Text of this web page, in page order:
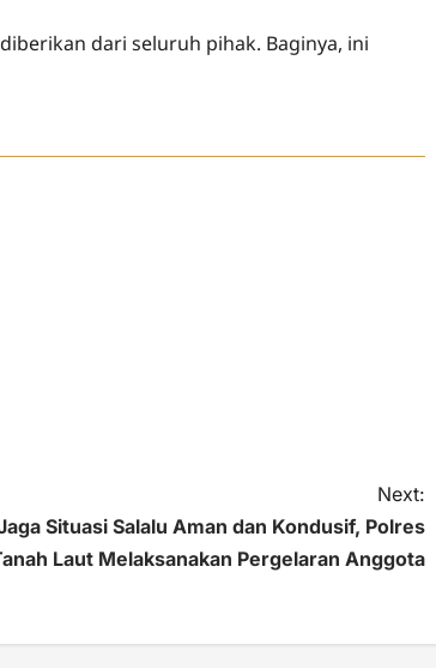
dari seluruh pihak. Baginya, ini
Next:
Situasi Salalu Aman dan Kondusif, Polres
Laut Melaksanakan Pergelaran Anggota